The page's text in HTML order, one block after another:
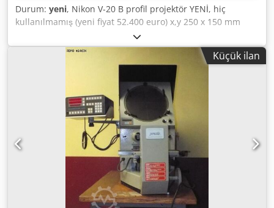
Durum: yeni, Nikon V-20 B profil projektör YENİ, hiç
kullanılmamış (yeni fiyat 52.400 euro) x,y 250 x 150 mm
ekran yaklaşık 500 mm 10x ve 20x büyütme ürüne ışık
saçar ve ışık verir Çeşitli ölçüm ve hesaplama işlevlerine
sahip Heidenhain Quadra Chek dijital okuma Chedpfjvlph
Asx Afuoa Ürünü hizalamak için döner tabla
Küçük ilan